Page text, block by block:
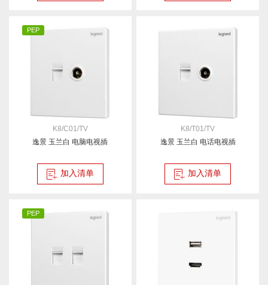
PEP
K8/C01/TV
逸景 玉兰白 电脑电视插
加入清单
K8/T01/TV
逸景 玉兰白 电话电视插
加入清单
PEP